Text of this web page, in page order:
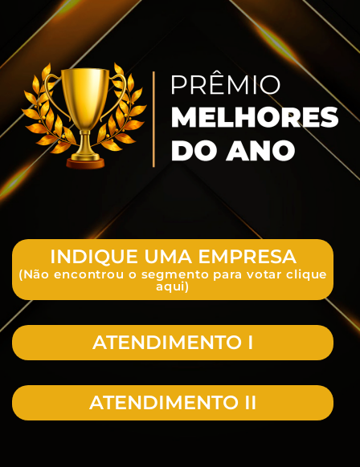
INDIQUE UMA EMPRESA
(Não encontrou o segmento para votar clique
aqui)
ATENDIMENTO I
ATENDIMENTO II